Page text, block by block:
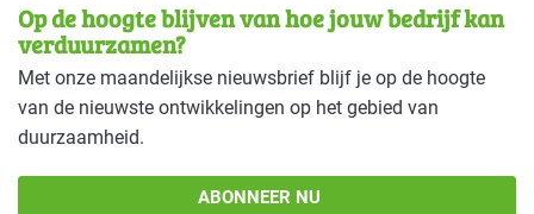
Op de hoogte blijven van hoe jouw bedrijf kan
verduurzamen?
Met onze maandelijkse nieuwsbrief blijf je op de hoogte
van de nieuwste ontwikkelingen op het gebied van
duurzaamheid.
ABONNEER NU